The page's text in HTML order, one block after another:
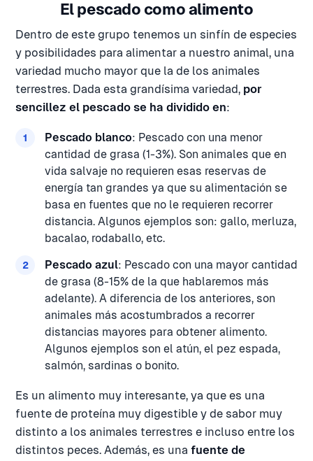
El pescado como alimento
Dentro de este grupo tenemos un sinfín de especies
y posibilidades para alimentar a nuestro animal, una
variedad mucho mayor que la de los animales
terrestres. Dada esta grandísima variedad, por
sencillez el pescado se ha dividido en:
Pescado blanco: Pescado con una menor
cantidad de grasa (1-3%). Son animales que en
vida salvaje no requieren esas reservas de
energía tan grandes ya que su alimentación se
basa en fuentes que no le requieren recorrer
distancia. Algunos ejemplos son: gallo, merluza,
bacalao, rodaballo, etc.
Pescado azul: Pescado con una mayor cantidad
de grasa (8-15% de la que hablaremos más
adelante). A diferencia de los anteriores, son
animales más acostumbrados a recorrer
distancias mayores para obtener alimento.
Algunos ejemplos son el atún, el pez espada,
salmón, sardinas o bonito.
Es un alimento muy interesante, ya que es una
fuente de proteína muy digestible y de sabor muy
distinto a los animales terrestres e incluso entre los
distintos peces. Además, es una fuente de